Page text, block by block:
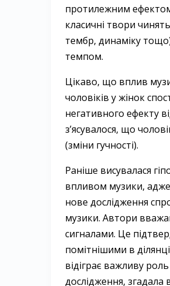
протилежним ефектом
класичні твори
тембр, динаміку
темпом.
Цікаво, що вплив
чоловіків у жінок
негативного ефекту
з’ясувалося, що
(зміни гучності).
Раніше висувалася
впливом музики, адже
нове дослідження
музики. Автори
сигналами. Це
помітнішими в
відіграє важливу
дослідження,